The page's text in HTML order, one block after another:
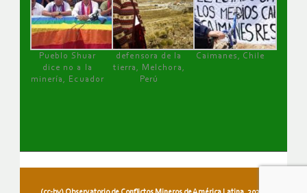
Pueblo Shuar
dice no a la
minería, Ecuador
defensora de la
tierra, Melchora,
Perú
Caimanes, Chile